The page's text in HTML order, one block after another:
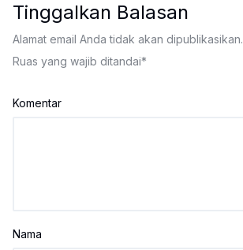
Tinggalkan Balasan
Alamat email Anda tidak akan dipublikasikan.
Ruas yang wajib ditandai*
Komentar
Nama